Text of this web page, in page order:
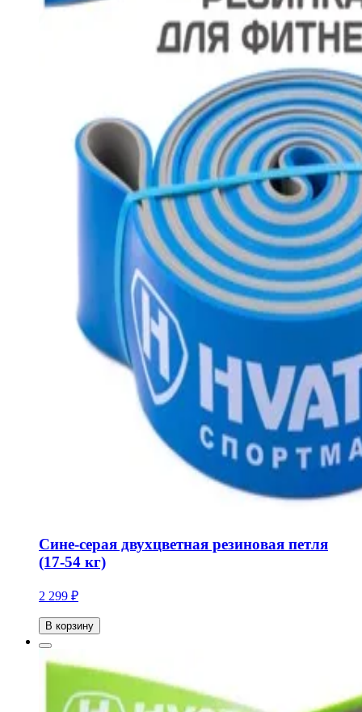
Сине-серая двухцветная резиновая петля
(17-54 кг)
2 299 ₽
В корзину